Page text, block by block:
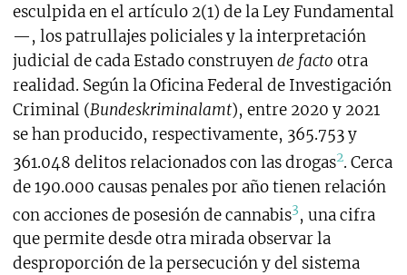
esculpida en el artículo 2(1) de la Ley Fundamental
—, los patrullajes policiales y la interpretación
judicial de cada Estado construyende facto otra
realidad. Según la Oficina Federal de Investigación
Criminal (Bundeskriminalamt), entre 2020 y 2021
se han producido, respectivamente, 365.753 y
361.048 delitos relacionados con las drogas2. Cerca
de 190.000 causas penales por año tienen relación
con acciones de posesión de cannabis3, una cifra
que permite desde otra mirada observar la
desproporción de la persecución y del sistema